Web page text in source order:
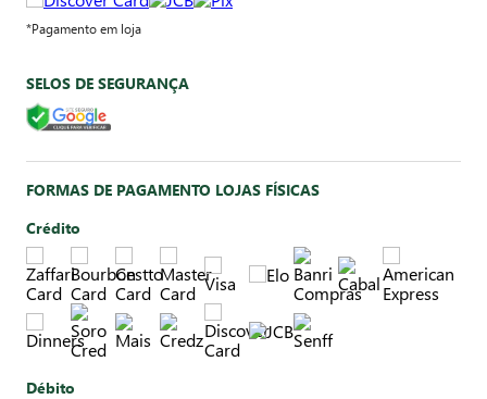
*Pagamento em loja
SELOS DE SEGURANÇA
FORMAS DE PAGAMENTO LOJAS FÍSICAS
Crédito
Débito